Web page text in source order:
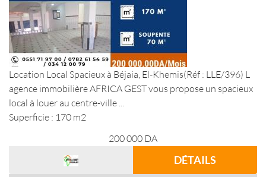
Location Local Spacieux à Béjaia, El-Khemis(Réf : LLE/396) L
agence immobilière AFRICA GEST vous propose un spacieux
local à louer au centre-ville ...
Superficie : 170 m2
200 000 DA
DÉTAILS